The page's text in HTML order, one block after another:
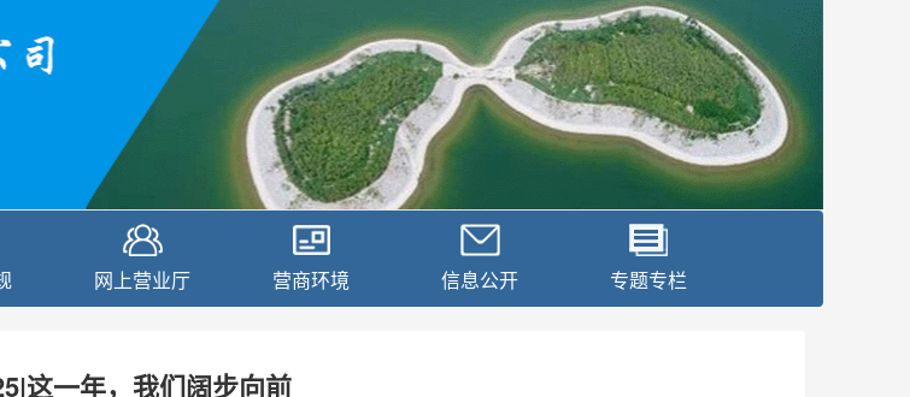
网上营业厅 营商环境 信息公开 专题专栏
这一年，我们阔步向前